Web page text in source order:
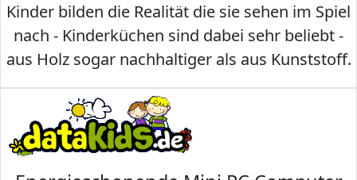
Kinder bilden die Realität die sie sehen im Spiel
nach - Kinderküchen sind dabei sehr beliebt -
aus Holz sogar nachhaltiger als aus Kunststoff.